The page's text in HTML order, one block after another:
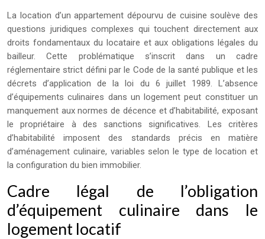
La location d’un appartement dépourvu de cuisine soulève des
questions juridiques complexes qui touchent directement aux
droits fondamentaux du locataire et aux obligations légales du
bailleur. Cette problématique s’inscrit dans un cadre
réglementaire strict défini par le Code de la santé publique et les
décrets d’application de la loi du 6 juillet 1989. L’absence
d’équipements culinaires dans un logement peut constituer un
manquement aux normes de décence et d’habitabilité, exposant
le propriétaire à des sanctions significatives. Les critères
d’habitabilité imposent des standards précis en matière
d’aménagement culinaire, variables selon le type de location et
la configuration du bien immobilier.
Cadre légal de l’obligation
d’équipement culinaire dans le
logement locatif